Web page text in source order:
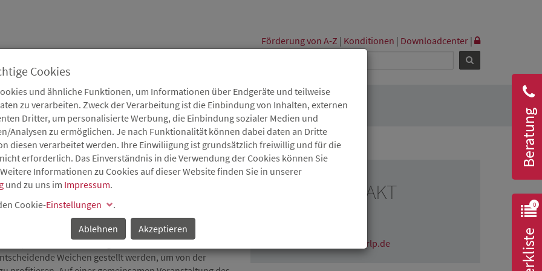
Förderung von A-Z | Konditionen | Downloadcenter |
Karriere Service Aktuelles
Beratung
0
Merkliste
RHEINLAND-PFALZ
pfälzischen Wirtschaft sieht sich großen
ist, wie es um die künftige Personaldecke bestellt ist und
Weichen gestellt werden, um von der
PRESSEKONTAKT
julia.isermenger@isb.rlp.de
Cookies
und ähnliche Funktionen, um Informationen über Endgeräte und teilweise
zu verarbeiten. Zweck der Verarbeitung ist die Einbindung von Inhalten, externen
Dritter, um personalisierte Werbung, die Einbindung sozialer Medien und
Analysen zu ermöglichen. Je nach Funktionalität können dabei daten an Dritte
diesen verarbeitet werden. Ihre Einwiliigung ist grundsätzlich freiwillig und für die
erforderlich. Das Einverständnis in die Verwendung der Cookies können Sie
Informationen zu Cookies auf dieser Website finden Sie in unserer
und zu uns im Impressum.
Cookie-Einstellungen
.
Ablehnen
Akzeptieren